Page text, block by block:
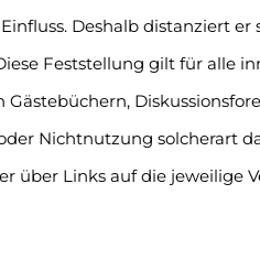
Deshalb distanziert
Feststellung gilt für alle
Nichtnutzung
über Links auf die jeweilige